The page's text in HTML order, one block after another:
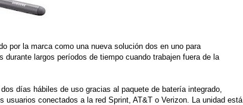
por la marca como una nueva solución dos en uno para
largos períodos de tiempo cuando trabajen fuera de la
días hábiles de uso gracias al paquete de batería integrado,
usuarios conectados a la red Sprint, AT&T o Verizon. La unidad está